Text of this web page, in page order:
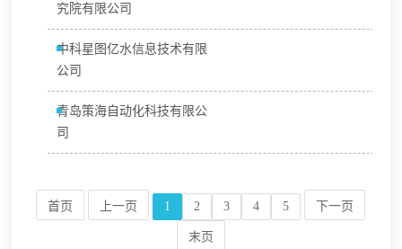
究院有限公司
中科星图亿水信息技术有限
公司
青岛策海自动化科技有限公
司
首页 上一页 1 2 3 4 5 下一页
末页